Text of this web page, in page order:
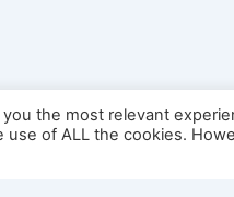
the most relevant
use of ALL the cookies.